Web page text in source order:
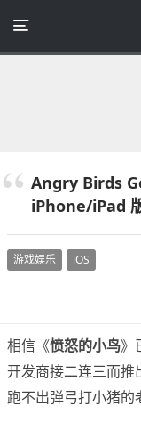
Angry Birds
iPhone/iPad
游戏娱乐 iOS
相信《愤怒的小鸟》
开发商接二连三而推
跑不出弹弓打小猪的